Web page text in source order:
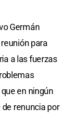
Germán
para
a las fuerzas
en ningún
renuncia por